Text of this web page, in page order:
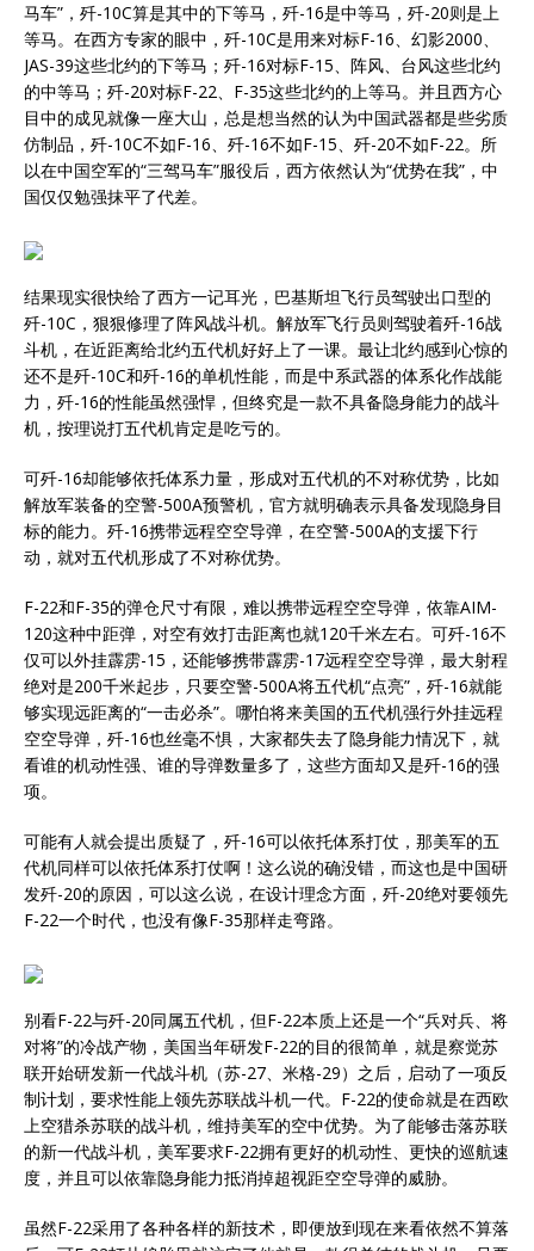
马车”，歼-10C算是其中的下等马，歼-16是中等马，歼-20则是上
等马。在西方专家的眼中，歼-10C是用来对标F-16、幻影2000、
JAS-39这些北约的下等马；歼-16对标F-15、阵风、台风这些北约
的中等马；歼-20对标F-22、F-35这些北约的上等马。并且西方心
目中的成见就像一座大山，总是想当然的认为中国武器都是些劣质
仿制品，歼-10C不如F-16、歼-16不如F-15、歼-20不如F-22。所
以在中国空军的“三驾马车”服役后，西方依然认为“优势在我”，中
国仅仅勉强抹平了代差。
结果现实很快给了西方一记耳光，巴基斯坦飞行员驾驶出口型的
歼-10C，狠狠修理了阵风战斗机。解放军飞行员则驾驶着歼-16战
斗机，在近距离给北约五代机好好上了一课。最让北约感到心惊的
还不是歼-10C和歼-16的单机性能，而是中系武器的体系化作战能
力，歼-16的性能虽然强悍，但终究是一款不具备隐身能力的战斗
机，按理说打五代机肯定是吃亏的。
可歼-16却能够依托体系力量，形成对五代机的不对称优势，比如
解放军装备的空警-500A预警机，官方就明确表示具备发现隐身目
标的能力。歼-16携带远程空空导弹，在空警-500A的支援下行
动，就对五代机形成了不对称优势。
F-22和F-35的弹仓尺寸有限，难以携带远程空空导弹，依靠AIM-
120这种中距弹，对空有效打击距离也就120千米左右。可歼-16不
仅可以外挂霹雳-15，还能够携带霹雳-17远程空空导弹，最大射程
绝对是200千米起步，只要空警-500A将五代机“点亮”，歼-16就能
够实现远距离的“一击必杀”。哪怕将来美国的五代机强行外挂远程
空空导弹，歼-16也丝毫不惧，大家都失去了隐身能力情况下，就
看谁的机动性强、谁的导弹数量多了，这些方面却又是歼-16的强
项。
可能有人就会提出质疑了，歼-16可以依托体系打仗，那美军的五
代机同样可以依托体系打仗啊！这么说的确没错，而这也是中国研
发歼-20的原因，可以这么说，在设计理念方面，歼-20绝对要领先
F-22一个时代，也没有像F-35那样走弯路。
别看F-22与歼-20同属五代机，但F-22本质上还是一个“兵对兵、将
对将”的冷战产物，美国当年研发F-22的目的很简单，就是察觉苏
联开始研发新一代战斗机（苏-27、米格-29）之后，启动了一项反
制计划，要求性能上领先苏联战斗机一代。F-22的使命就是在西欧
上空猎杀苏联的战斗机，维持美军的空中优势。为了能够击落苏联
的新一代战斗机，美军要求F-22拥有更好的机动性、更快的巡航速
度，并且可以依靠隐身能力抵消掉超视距空空导弹的威胁。
虽然F-22采用了各种各样的新技术，即便放到现在来看依然不算落